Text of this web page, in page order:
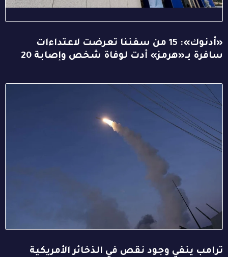
«أدنوك»: 15 من سفننا تعرضت لاعتداءات
سافرة بـ«هرمز» أدت لوفاة شخص وإصابة 20
ترامب ينفي وجود نقص في الذخائر الأمريكية